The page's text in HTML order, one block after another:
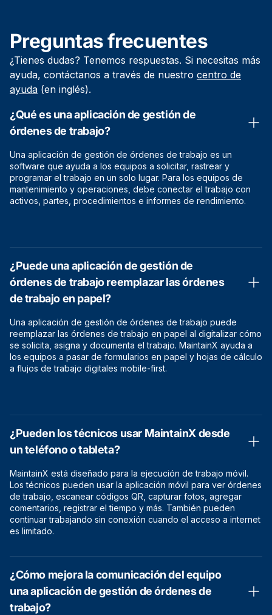
Preguntas frecuentes
¿Tienes dudas? Tenemos respuestas. Si necesitas más
ayuda, contáctanos a través de nuestro centro de
ayuda (en inglés).
¿Qué es una aplicación de gestión de
órdenes de trabajo?
Una aplicación de gestión de órdenes de trabajo es un
software que ayuda a los equipos a solicitar, rastrear y
programar el trabajo en un solo lugar. Para los equipos de
mantenimiento y operaciones, debe conectar el trabajo con
activos, partes, procedimientos e informes de rendimiento.
¿Puede una aplicación de gestión de
órdenes de trabajo reemplazar las órdenes
de trabajo en papel?
Una aplicación de gestión de órdenes de trabajo puede
reemplazar las órdenes de trabajo en papel al digitalizar cómo
se solicita, asigna y documenta el trabajo. MaintainX ayuda a
los equipos a pasar de formularios en papel y hojas de cálculo
a flujos de trabajo digitales mobile-first.
¿Pueden los técnicos usar MaintainX desde
un teléfono o tableta?
MaintainX está diseñado para la ejecución de trabajo móvil.
Los técnicos pueden usar la aplicación móvil para ver órdenes
de trabajo, escanear códigos QR, capturar fotos, agregar
comentarios, registrar el tiempo y más. También pueden
continuar trabajando sin conexión cuando el acceso a internet
es limitado.
¿Cómo mejora la comunicación del equipo
una aplicación de gestión de órdenes de
trabajo?